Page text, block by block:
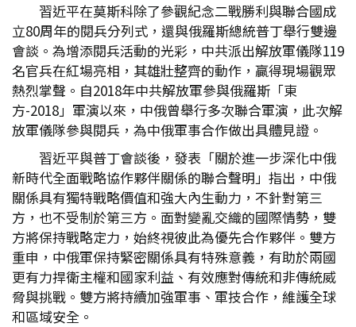
習近平在莫斯科除了參觀紀念二戰勝利與聯合國成
立80周年的閱兵分列式，還與俄羅斯總統普丁舉行雙邊
會談。為增添閱兵活動的光彩，中共派出解放軍儀隊119
名官兵在紅場亮相，其雄壯整齊的動作，贏得現場觀眾
熱烈掌聲。自2018年中共解放軍參與俄羅斯「東
方-2018」軍演以來，中俄曾舉行多次聯合軍演，此次解
放軍儀隊參與閱兵，為中俄軍事合作做出具體見證。
習近平與普丁會談後，發表「關於進一步深化中俄
新時代全面戰略協作夥伴關係的聯合聲明」指出，中俄
關係具有獨特戰略價值和強大內生動力，不針對第三
方，也不受制於第三方。面對變亂交織的國際情勢，雙
方將保持戰略定力，始終視彼此為優先合作夥伴。雙方
重申，中俄軍保持緊密關係具有特殊意義，有助於兩國
更有力捍衛主權和國家利益、有效應對傳統和非傳統威
脅與挑戰。雙方將持續加強軍事、軍技合作，維護全球
和區域安全。